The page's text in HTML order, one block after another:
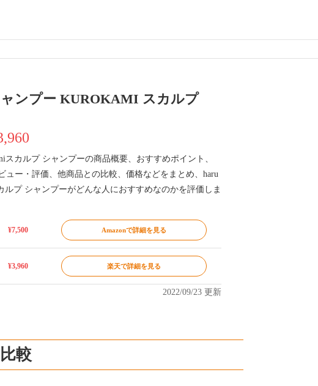
ンプー KUROKAMI スカルプ
スカルプ シャンプーの商品概要、おすすめポイント、
ュー・評価、他商品との比較、価格などをまとめ、haru
ルプ シャンプーがどんな人におすすめなのかを評価しま
¥7,500 Amazonで詳細を見る
¥3,960 楽天で詳細を見る
2022/09/23 更新
較